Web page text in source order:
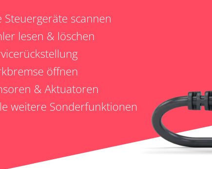
Steuergeräte scannen
lesen & löschen
öffnen
& Aktuatoren
weitere Sonderfunktionen